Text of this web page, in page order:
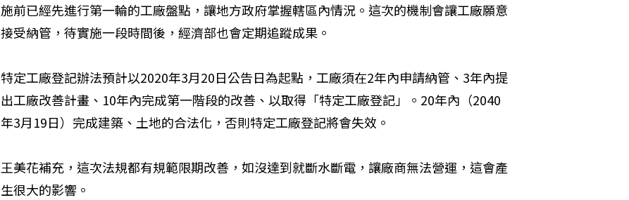
施前已經先進行第一輪的工廠盤點，讓地方政府掌握轄區內情況。這次的機制會讓工廠願意
接受納管，待實施一段時間後，經濟部也會定期追蹤成果。
特定工廠登記辦法預計以2020年3月20日公告日為起點，工廠須在2年內申請納管、3年內提
出工廠改善計畫、10年內完成第一階段的改善、以取得「特定工廠登記」。20年內（2040
年3月19日）完成建築、土地的合法化，否則特定工廠登記將會失效。
王美花補充，這次法規都有規範限期改善，如沒達到就斷水斷電，讓廠商無法營運，這會產
生很大的影響。